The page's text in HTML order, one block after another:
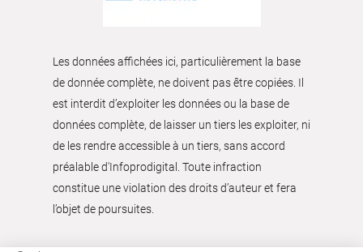
Les données affichées ici, particulièrement la base
de donnée complète, ne doivent pas être copiées. Il
est interdit d’exploiter les données ou la base de
données complète, de laisser un tiers les exploiter, ni
de les rendre accessible à un tiers, sans accord
préalable d'Infoprodigital. Toute infraction
constitue une violation des droits d’auteur et fera
l’objet de poursuites.